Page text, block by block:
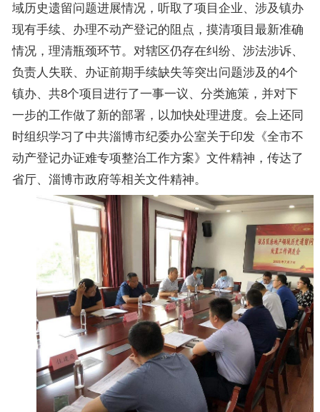
域历史遗留问题进展情况，听取了项目企业、涉及镇办
现有手续、办理不动产登记的阻点，摸清项目最新准确
情况，理清瓶颈环节。对辖区仍存在纠纷、涉法涉诉、
负责人失联、办证前期手续缺失等突出问题涉及的4个
镇办、共8个项目进行了一事一议、分类施策，并对下
一步的工作做了新的部署，以加快处理进度。会上还同
时组织学习了中共淄博市纪委办公室关于印发《全市不
动产登记办证难专项整治工作方案》文件精神，传达了
省厅、淄博市政府等相关文件精神。